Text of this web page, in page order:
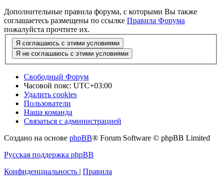
Дополнительные правила форума, с которыми Вы также
соглашаетесь размещены по ссылке Правила Форума
пожалуйста прочтите их.
Свободный Форум
Часовой пояс: UTC+03:00
Удалить cookies
Пользователи
Наша команда
Связаться с администрацией
Создано на основе phpBB® Forum Software © phpBB Limited
Русская поддержка phpBB
Конфиденциальность | Правила